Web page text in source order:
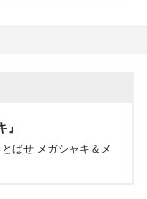
ばせ メガシャキ＆メ